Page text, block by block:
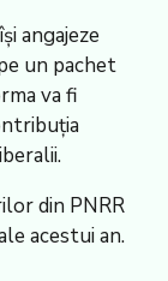
angajeze
un pachet
va fi
din PNRR
acestui an.